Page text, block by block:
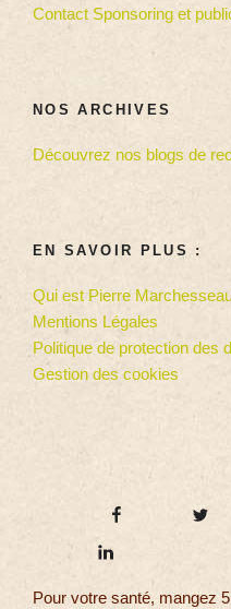
Contact Sponsoring et
NOS ARCHIVES
Découvrez nos blogs de
EN SAVOIR PLUS :
Qui est Pierre
Mentions Légales
Politique de protection des
Gestion des cookies
Pour votre santé, mangez